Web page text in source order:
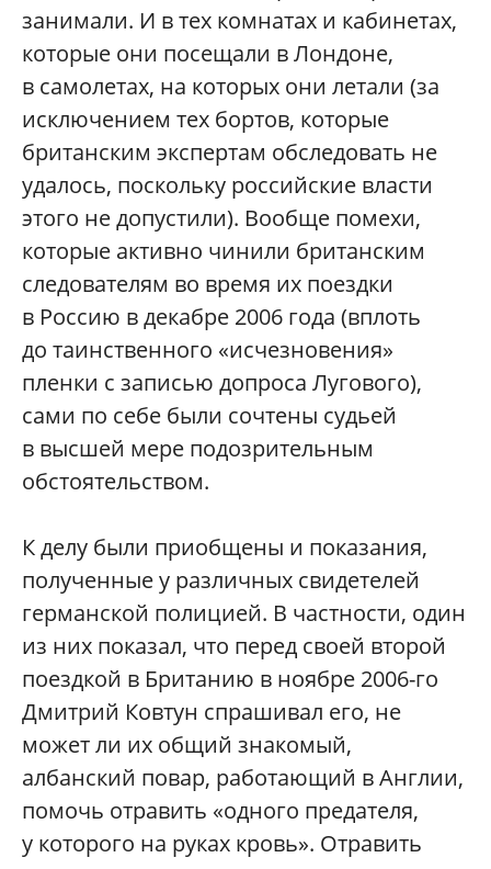
занимали. И в тех комнатах и кабинетах,
которые они посещали в Лондоне,
в самолетах, на которых они летали (за
исключением тех бортов, которые
британским экспертам обследовать не
удалось, поскольку российские власти
этого не допустили). Вообще помехи,
которые активно чинили британским
следователям во время их поездки
в Россию в декабре 2006 года (вплоть
до таинственного «исчезновения»
пленки с записью допроса Лугового),
сами по себе были сочтены судьей
в высшей мере подозрительным
обстоятельством.
К делу были приобщены и показания,
полученные у различных свидетелей
германской полицией. В частности, один
из них показал, что перед своей второй
поездкой в Британию в ноябре 2006-го
Дмитрий Ковтун спрашивал его, не
может ли их общий знакомый,
албанский повар, работающий в Англии,
помочь отравить «одного предателя,
у которого на руках кровь». Отравить